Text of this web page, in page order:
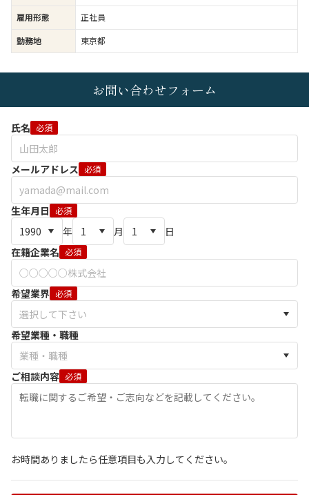
雇用形態
正社員
勤務地
東京都
お問い合わせフォーム
氏名 必須
メールアドレス 必須
生年月日 必須
年 月
日
在籍企業名 必須
希望業界 必須
希望業種・職種
ご相談内容 必須
お時間ありましたら任意項目も入力してください。